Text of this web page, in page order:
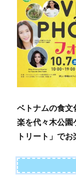
ベトナムの食文
楽を代々木公園
トリート」でお